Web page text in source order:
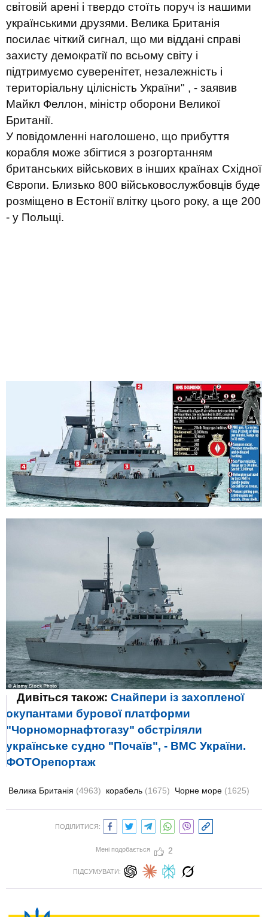
світовій арені і твердо стоїть поруч із нашими
українськими друзями. Велика Британія
посилає чіткий сигнал, що ми віддані справі
захисту демократії по всьому світу і
підтримуємо суверенітет, незалежність і
територіальну цілісність України" , - заявив
Майкл Феллон, міністр оборони Великої
Британії.
У повідомленні наголошено, що прибуття
корабля може збігтися з розгортанням
британських військових в інших країнах Східної
Європи. Близько 800 військовослужбовців буде
розміщено в Естонії влітку цього року, а ще 200
- у Польщі.
Дивіться також: Снайпери із захопленої
окупантами бурової платформи
"Чорноморнафтогазу" обстріляли
українське судно "Почаїв", - ВМС України.
ФОТОрепортаж
Велика Британія (4963) корабель (1675) Чорне море (1625)
ПОДІЛИТИСЯ:
Мені подобається 2
ПІДСУМУВАТИ: